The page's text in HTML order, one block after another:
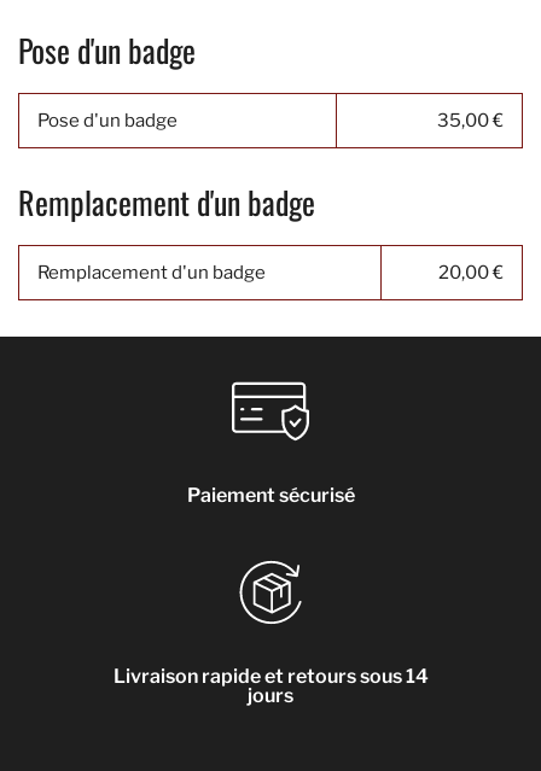
Pose d'un badge
Pose d'un badge 35,00 €
Remplacement d'un badge
Remplacement d'un badge 20,00 €
Paiement sécurisé
Livraison rapide et retours sous 14
jours